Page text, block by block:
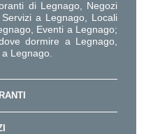
di Legnago, Negozi
a Legnago, Locali
Eventi a Legnago;
dormire a Legnago,
Legnago.